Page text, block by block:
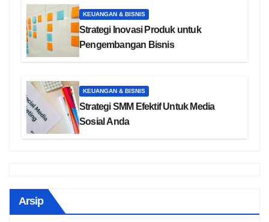
KEUANGAN & BISNIS
Strategi Inovasi Produk untuk
Pengembangan Bisnis
KEUANGAN & BISNIS
Strategi SMM Efektif Untuk Media
Sosial Anda
Arsip